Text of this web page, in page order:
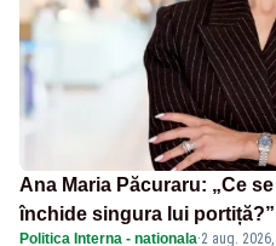
Ana Maria Păcuraru: „Ce
închide singura lui portiță?”
Politica Interna - nationala·2 aug.